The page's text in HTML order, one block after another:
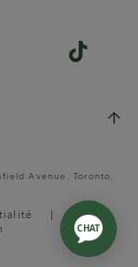
Avenue, Toronto,